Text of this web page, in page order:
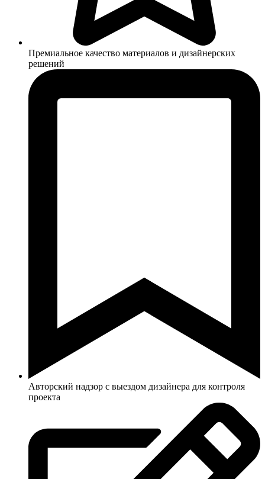
Премиальное качество материалов и дизайнерских
решений
Авторский надзор с выездом дизайнера для контроля
проекта